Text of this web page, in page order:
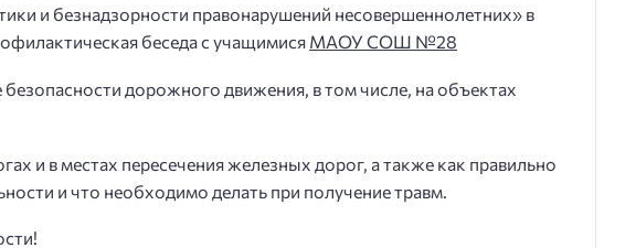
и безнадзорности правонарушений несовершеннолетних» в
беседа с учащимися МАОУ СОШ №28
дорожного движения, в том числе, на объектах
и в местах пересечения железных дорог, а также как правильно
и что необходимо делать при получение травм.